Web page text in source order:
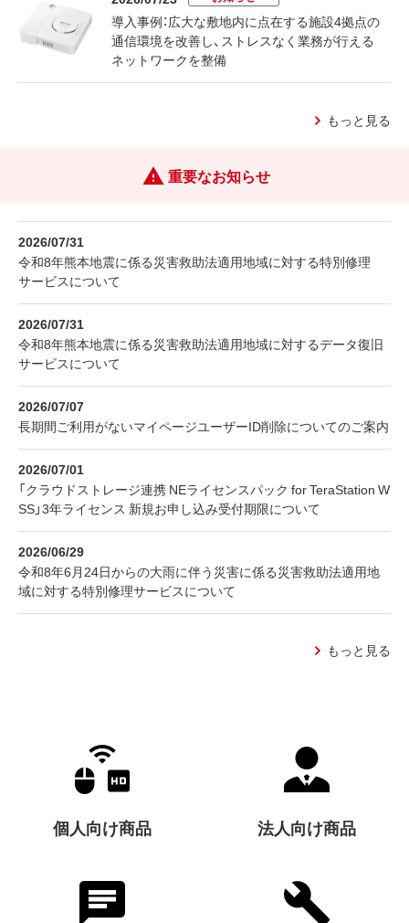
導入事例：広大な敷地内に点在する施設4拠点の
通信環境を改善し、ストレスなく業務が行える
ネットワークを整備
もっと見る
重要なお知らせ
2026/07/31
令和8年熊本地震に係る災害救助法適用地域に対する特別修理
サービスについて
2026/07/31
令和8年熊本地震に係る災害救助法適用地域に対するデータ復旧
サービスについて
2026/07/07
長期間ご利用がないマイページユーザーID削除についてのご案内
2026/07/01
「クラウドストレージ連携 NEライセンスパック for TeraStation W
SS」3年ライセンス 新規お申し込み受付期限について
2026/06/29
令和8年6月24日からの大雨に伴う災害に係る災害救助法適用地
域に対する特別修理サービスについて
もっと見る
個人向け商品 法人向け商品